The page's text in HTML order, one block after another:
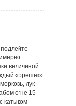
величиной
«орешек».
лук
огне 15–
катыком